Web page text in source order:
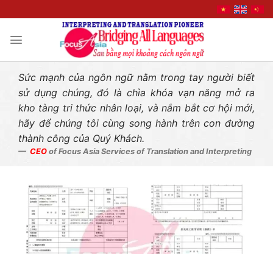
Sức mạnh của ngôn ngữ nằm trong tay người biết
sử dụng chúng, đó là chìa khóa vạn năng mở ra
kho tàng tri thức nhân loại, và nắm bắt cơ hội mới,
hãy để chúng tôi cùng song hành trên con đường
thành công của Quý Khách.
CEO of Focus Asia Services of Translation and Interpreting